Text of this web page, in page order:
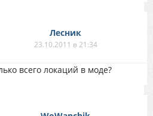
Лесник
23.10.2011 в 21:34
всего локаций в моде?